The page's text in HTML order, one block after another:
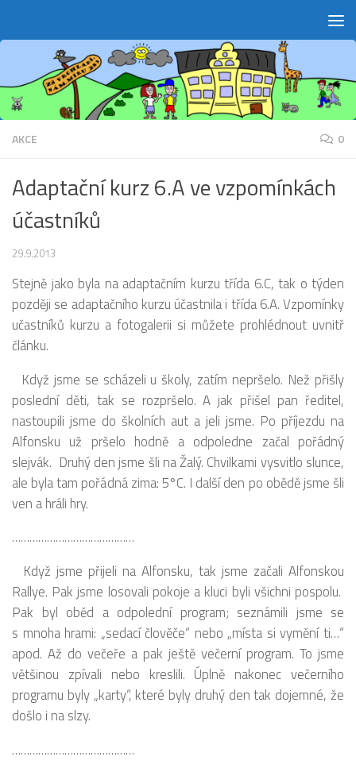
AKCE 0
Adaptační kurz 6.A ve vzpomínkách
účastníků
29.9.2013
Stejně jako byla na adaptačním kurzu třída 6.C, tak o týden
později se adaptačního kurzu účastnila i třída 6.A. Vzpomínky
učastníků kurzu a fotogalerii si můžete prohlédnout uvnitř
článku.
Když jsme se scházeli u školy, zatím nepršelo. Než přišly
poslední děti, tak se rozpršelo. A jak přišel pan ředitel,
nastoupili jsme do školních aut a jeli jsme. Po příjezdu na
Alfonsku už pršelo hodně a odpoledne začal pořádný
slejvák. Druhý den jsme šli na Žalý. Chvilkami vysvitlo slunce,
ale byla tam pořádná zima: 5°C. I další den po obědě jsme šli
ven a hráli hry.
……………………………………
Když jsme přijeli na Alfonsku, tak jsme začali Alfonskou
Rallye. Pak jsme losovali pokoje a kluci byli všichni pospolu.
Pak byl oběd a odpolední program; seznámili jsme se
s mnoha hrami: „sedací člověče“ nebo „místa si vymění ti…“
apod. Až do večeře a pak ještě večerní program. To jsme
většinou zpívali nebo kreslili. Úplně nakonec večerního
programu byly „karty“, které byly druhý den tak dojemné, že
došlo i na slzy.
……………………………………